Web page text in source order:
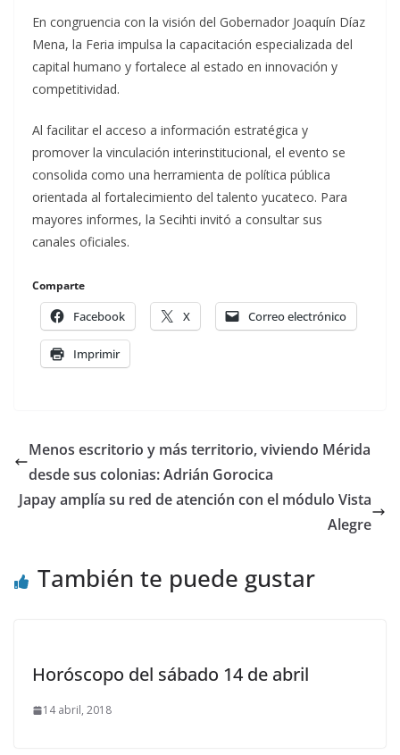
En congruencia con la visión del Gobernador Joaquín Díaz
Mena, la Feria impulsa la capacitación especializada del
capital humano y fortalece al estado en innovación y
competitividad.
Al facilitar el acceso a información estratégica y
promover la vinculación interinstitucional, el evento se
consolida como una herramienta de política pública
orientada al fortalecimiento del talento yucateco. Para
mayores informes, la Secihti invitó a consultar sus
canales oficiales.
Comparte
Facebook X Correo electrónico
Imprimir
Menos escritorio y más territorio, viviendo Mérida
desde sus colonias: Adrián Gorocica
Japay amplía su red de atención con el módulo Vista
Alegre
También te puede gustar
Horóscopo del sábado 14 de abril
14 abril, 2018